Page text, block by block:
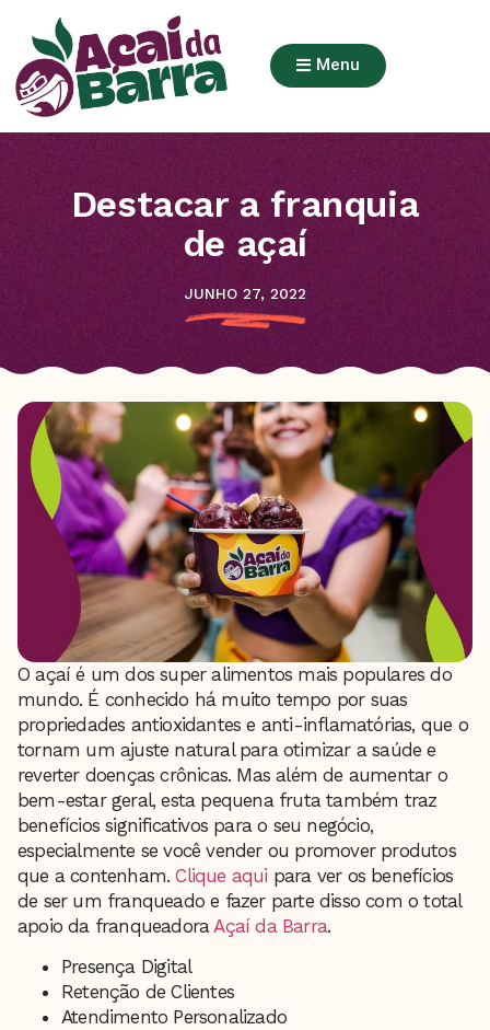
Menu
Destacar a franquia
de açaí
JUNHO 27, 2022
O açaí é um dos super alimentos mais populares do
mundo. É conhecido há muito tempo por suas
propriedades antioxidantes e anti-inflamatórias, que o
tornam um ajuste natural para otimizar a saúde e
reverter doenças crônicas. Mas além de aumentar o
bem-estar geral, esta pequena fruta também traz
benefícios significativos para o seu negócio,
especialmente se você vender ou promover produtos
que a contenham. Clique aqui para ver os benefícios
de ser um franqueado e fazer parte disso com o total
apoio da franqueadoraAçaí da Barra.
Presença Digital
Retenção de Clientes
Atendimento Personalizado